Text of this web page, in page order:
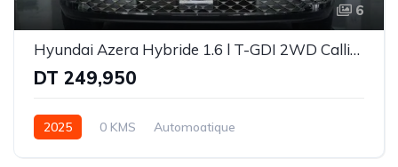
6
Hyundai Azera Hybride 1.6 l T-GDI 2WD Calligraphy BVA 6
DT 249,950
2025 0 KMS
Automoatique